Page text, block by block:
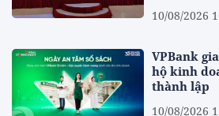
10/08/2026
VPBank
hộ kinh
thành lập
10/08/2026